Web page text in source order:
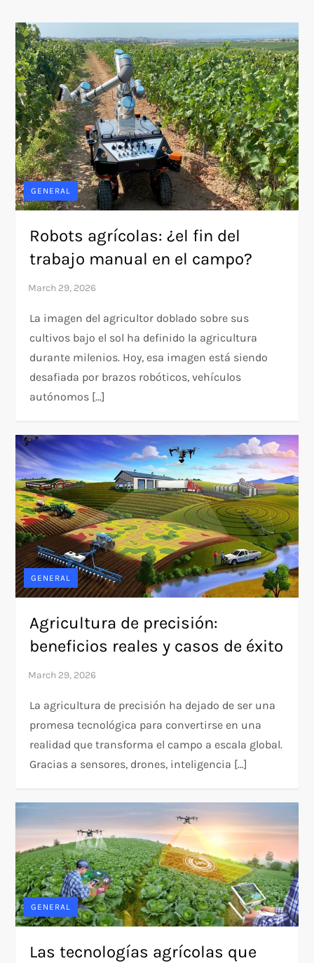
GENERAL
Robots agrícolas: ¿el fin del
trabajo manual en el campo?
La imagen del agricultor doblado sobre sus
cultivos bajo el sol ha definido la agricultura
durante milenios. Hoy, esa imagen está siendo
desafiada por brazos robóticos, vehículos
autónomos […]
GENERAL
Agricultura de precisión:
beneficios reales y casos de éxito
La agricultura de precisión ha dejado de ser una
promesa tecnológica para convertirse en una
realidad que transforma el campo a escala global.
Gracias a sensores, drones, inteligencia […]
GENERAL
Las tecnologías agrícolas que